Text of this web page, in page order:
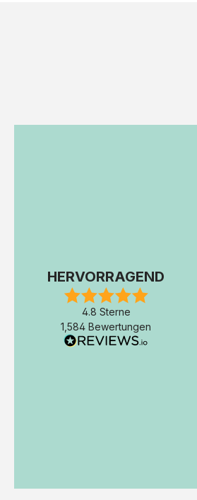
HERVORRAGEND
4.8 Sterne
1,584 Bewertungen